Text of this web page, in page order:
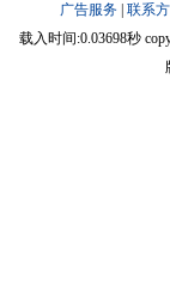
广告服务| 联系
载入时间:0.03698秒